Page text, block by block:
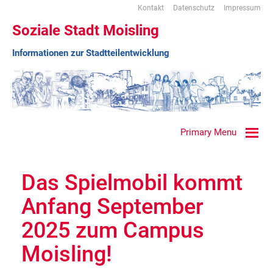
Kontakt Datenschutz Impressum
Soziale Stadt Moisling
Informationen zur Stadtteilentwicklung
Primary Menu
Das Spielmobil kommt
Anfang September
2025 zum Campus
Moisling!